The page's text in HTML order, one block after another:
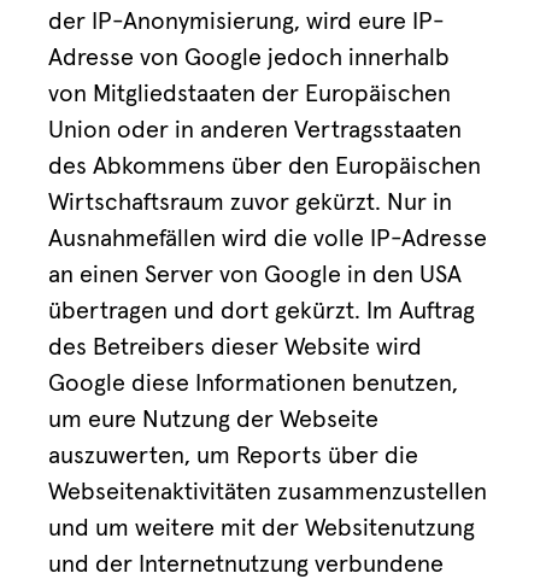
der IP-Anonymisierung, wird eure IP-
Adresse von Google jedoch innerhalb
von Mitgliedstaaten der Europäischen
Union oder in anderen Vertragsstaaten
des Abkommens über den Europäischen
Wirtschaftsraum zuvor gekürzt. Nur in
Ausnahmefällen wird die volle IP-Adresse
an einen Server von Google in den USA
übertragen und dort gekürzt. Im Auftrag
des Betreibers dieser Website wird
Google diese Informationen benutzen,
um eure Nutzung der Webseite
auszuwerten, um Reports über die
Webseitenaktivitäten zusammenzustellen
und um weitere mit der Websitenutzung
und der Internetnutzung verbundene